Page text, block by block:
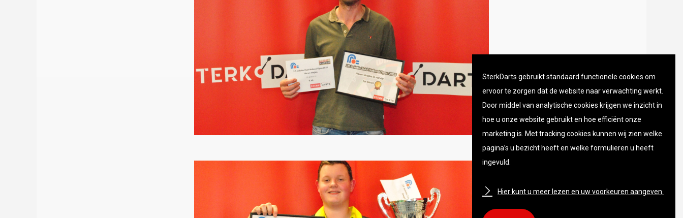
SterkDarts gebruikt standaard functionele cookies om
ervoor te zorgen dat de website naar verwachting werkt.
Door middel van analytische cookies krijgen we inzicht in
hoe u onze website gebruikt en hoe efficiënt onze
marketing is. Met tracking cookies kunnen wij zien welke
pagina’s u bezicht heeft en welke formulieren u heeft
ingevuld.
Hier kunt u meer lezen en uw voorkeuren aangeven.